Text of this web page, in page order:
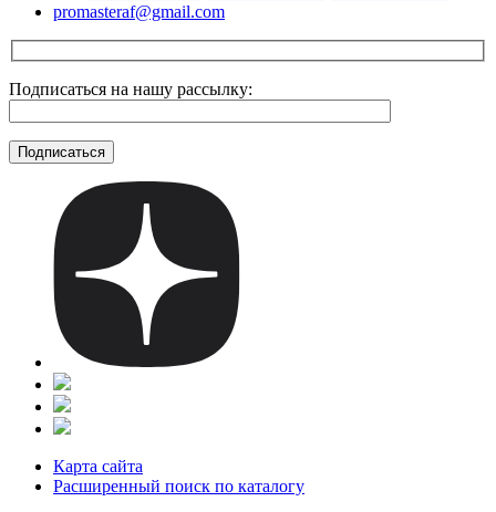
promasteraf@gmail.com
Подписаться на нашу рассылку:
Карта сайта
Расширенный поиск по каталогу